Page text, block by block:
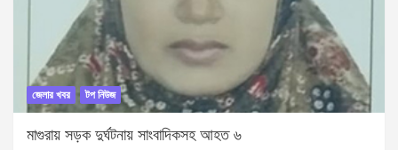
জেলার খবর টপ নিউজ
মাগুরায় সড়ক দুর্ঘটনায় সাংবাদিকসহ আহত ৬